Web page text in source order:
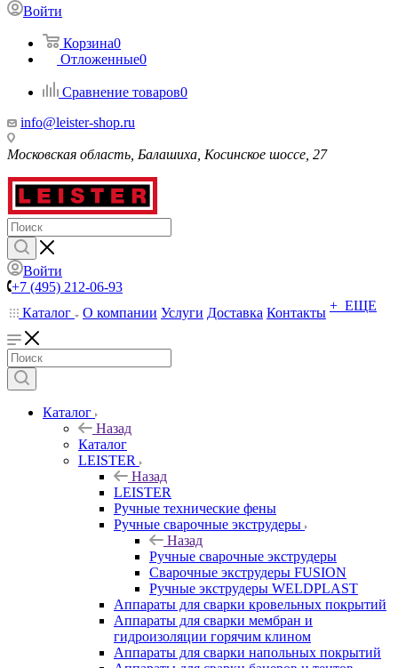
Войти
Корзина0
Отложенные0
Сравнение товаров0
info@leister-shop.ru
Московская область, Балашиха, Косинское шоссе, 27
Войти
+7 (495) 212-06-93
Каталог
О компании Услуги Доставка Контакты + ЕЩЕ
Каталог
Назад
Каталог
LEISTER
Назад
LEISTER
Ручные технические фены
Ручные сварочные экструдеры
Назад
Ручные сварочные экструдеры
Сварочные экструдеры FUSION
Ручные экструдеры WELDPLAST
Аппараты для сварки кровельных покрытий
Аппараты для сварки мембран и
гидроизоляции горячим клином
Аппараты для сварки напольных покрытий